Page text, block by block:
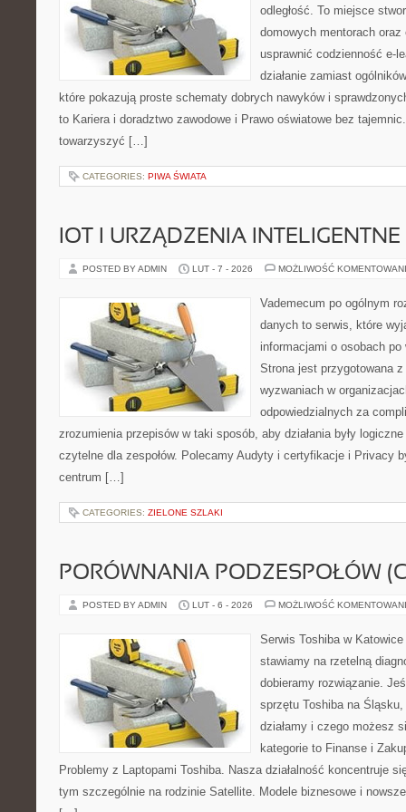
odległość. To miejsce
domowych mentorach
usprawnić codzienność e-
działanie zamiast
które pokazują proste schematy dobrych nawyków i
to Kariera i doradztwo zawodowe i Prawo oświatowe bez
towarzyszyć […]
CATEGORIES: PIWA ŚWIATA
IOT I URZĄDZENIA INTELIGENTNE
POSTED BY ADMIN LUT - 7 - 2026 MOŻLIWOŚĆ
Vademecum po ogólnym
danych to serwis, które
informacjami o osobach
Strona jest przygotowana
wyzwaniach w
odpowiedzialnych za
zrozumienia przepisów w taki sposób, aby działania były
czytelne dla zespołów. Polecamy Audyty i certyfikacje i Privacy
centrum […]
CATEGORIES: ZIELONE SZLAKI
PORÓWNANIA PODZESPOŁÓW
POSTED BY ADMIN LUT - 6 - 2026 MOŻLIWOŚĆ
Serwis Toshiba w
stawiamy na rzetelną
dobieramy rozwiązanie.
sprzętu Toshiba na
działamy i czego możesz
kategorie to Finanse i
Problemy z Laptopami Toshiba. Nasza działalność koncentruje
tym szczególnie na rodzinie Satellite. Modele biznesowe i